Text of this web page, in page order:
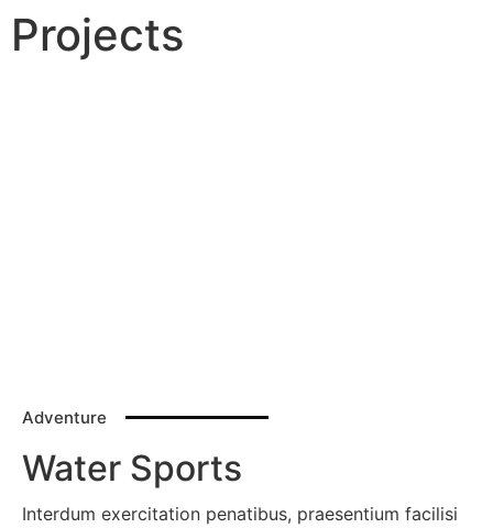
Projects
Adventure
Water Sports
Interdum exercitation penatibus, praesentium facilisi